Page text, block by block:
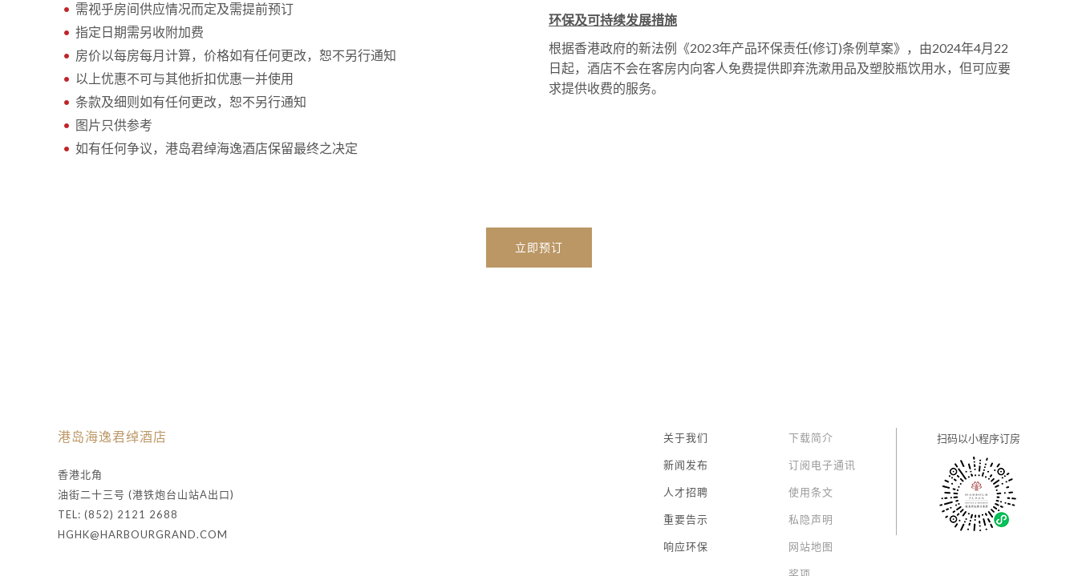
需视乎房间供应情况而定及需提前预订
指定日期需另收附加费
房价以每房每月计算，价格如有任何更改，恕不另行通知
以上优惠不可与其他折扣优惠一并使用
条款及细则如有任何更改，恕不另行通知
图片只供参考
如有任何争议，港岛君绰海逸酒店保留最终之决定
环保及可持续发展措施
根据香港政府的新法例《2023年产品环保责任(修订)条例草案》，由2024年4月22
日起，酒店不会在客房内向客人免费提供即弃洗漱用品及塑胶瓶饮用水，但可应要
求提供收费的服务。
立即预订
港岛海逸君绰酒店
香港北角
油街二十三号 (港铁炮台山站A出口)
TEL: (852) 2121 2688
HGHK@HARBOURGRAND.COM
关于我们
新闻发布
人才招聘
重要告示
响应环保
下载简介
订阅电子通讯
使用条文
私隐声明
网站地图
扫码以小程序订房